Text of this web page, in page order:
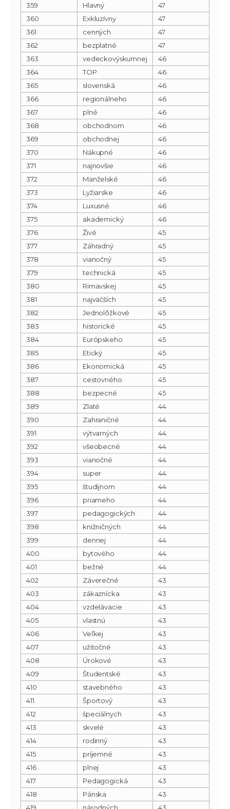
359
Hlavný
47
360
Exkluzívny
47
361
cenných
47
362
bezplatné
47
363
vedeckovýskumnej
46
364
TOP
46
365
slovenská
46
366
regionálneho
46
367
plné
46
368
obchodnom
46
369
obchodnej
46
370
Nákupné
46
371
najnovšie
46
372
Manželské
46
373
Lyžiarske
46
374
Luxusné
46
375
akademický
46
376
Živé
45
377
Záhradný
45
378
vianočný
45
379
technická
45
380
Rimavskej
45
381
najväčších
45
382
Jednolôžkové
45
383
historické
45
384
Európskeho
45
385
Etický
45
386
Ekonomická
45
387
cestovného
45
388
bezpecné
45
389
Zlaté
44
390
Zahraničné
44
391
výtvarných
44
392
všeobecné
44
393
vianočné
44
394
super
44
395
študijnom
44
396
priameho
44
397
pedagogických
44
398
knižničných
44
399
dennej
44
400
bytového
44
401
bežné
44
402
Záverečné
43
403
zákaznícka
43
404
vzdelávacie
43
405
vlastnú
43
406
Veľkej
43
407
užitočné
43
408
Úrokové
43
409
Študentské
43
410
stavebného
43
411
Športový
43
412
špeciálnych
43
413
skvelé
43
414
rodinný
43
415
príjemné
43
416
plnej
43
417
Pedagogická
43
418
Pánska
43
419
národných 43